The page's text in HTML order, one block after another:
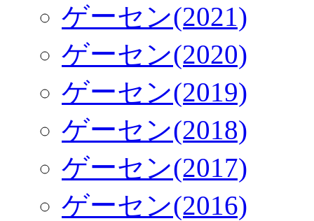
ゲーセン(2021)
ゲーセン(2020)
ゲーセン(2019)
ゲーセン(2018)
ゲーセン(2017)
ゲーセン(2016)